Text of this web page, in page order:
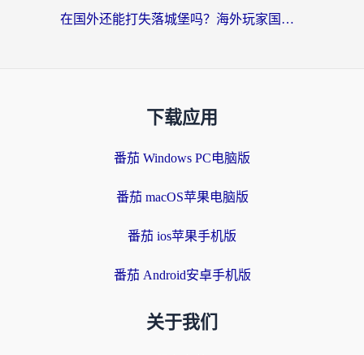
在国外还能打失落城堡吗？海外玩家国服游戏加速终极指南（附北美玩online加速器下载技巧）
下载应用
番茄 Windows PC电脑版
番茄 macOS苹果电脑版
番茄 ios苹果手机版
番茄 Android安卓手机版
关于我们